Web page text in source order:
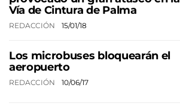
Vía de Cintura de Palma
REDACCIÓN 15/01/18
Los microbuses bloquearán el
aeropuerto
REDACCIÓN 10/06/17